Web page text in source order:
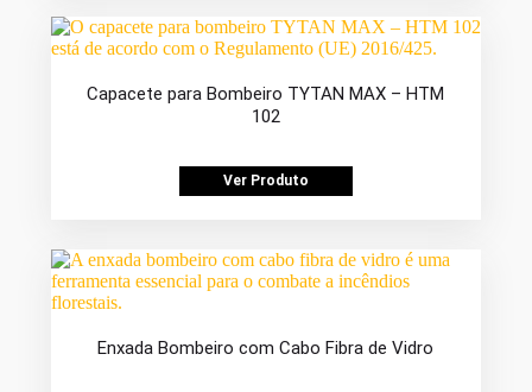
Capacete para Bombeiro TYTAN MAX – HTM
102
Ver Produto
Enxada Bombeiro com Cabo Fibra de Vidro